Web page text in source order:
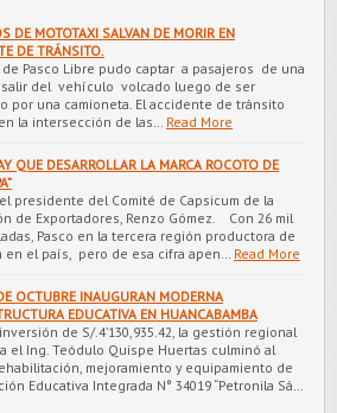
DE MOTOTAXI SALVAN DE MORIR EN
DE TRÁNSITO.
de Pasco Libre pudo captar a pasajeros de una
salir del vehículo volcado luego de ser
por una camioneta. El accidente de tránsito
la intersección de las…
Read More
QUE DESARROLLAR LA MARCA ROCOTO DE
presidente del Comité de Capsicum de la
de Exportadores, Renzo Gómez. Con 26 mil
Pasco en la tercera región productora de
en el país, pero de esa cifra apen…
Read More
OCTUBRE INAUGURAN MODERNA
EDUCATIVA EN HUANCABAMBA
de S/.4’130,935.42, la gestión regional
el Ing. Teódulo Quispe Huertas culminó al
mejoramiento y equipamiento de
Educativa Integrada N° 34019 “Petronila Sá…